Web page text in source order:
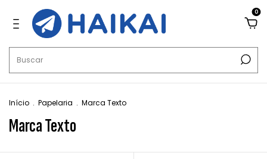
0
Início . Papelaria . Marca Texto
Marca Texto